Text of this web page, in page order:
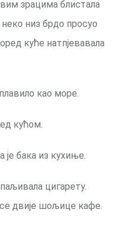
зрацима блистала
неко низ брдо просуо
куће натпјевавала
као море.
кућом.
је бака из кухиње.
цигарету.
двије шољице кафе.